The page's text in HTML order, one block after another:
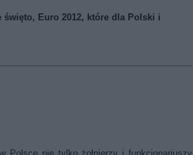
święto, Euro 2012, które dla Polski i